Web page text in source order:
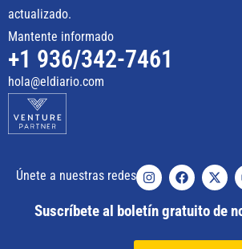
actualizado.
Mantente informado
+1 936/342-7461
hola@eldiario.com
Únete a nuestras redes
Suscríbete al boletín gratuito de